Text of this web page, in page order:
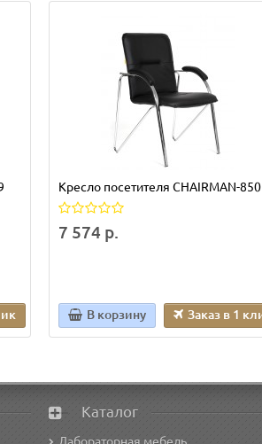
Кресло посетителя CHAIRMAN-850
7 574 р.
В корзину Заказ в 1
Каталог